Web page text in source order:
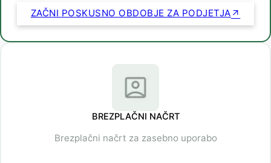
ZAČNI POSKUSNO OBDOBJE ZA PODJETJA
BREZPLAČNI NAČRT
Brezplačni načrt za zasebno uporabo